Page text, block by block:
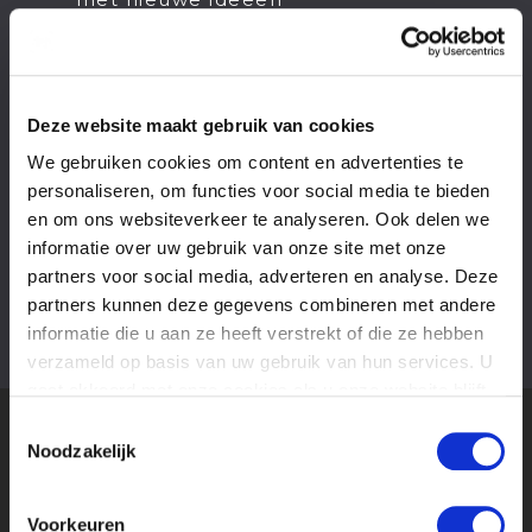
Deze website maakt gebruik van cookies
We gebruiken cookies om content en advertenties te
personaliseren, om functies voor social media te bieden
en om ons websiteverkeer te analyseren. Ook delen we
informatie over uw gebruik van onze site met onze
partners voor social media, adverteren en analyse. Deze
partners kunnen deze gegevens combineren met andere
informatie die u aan ze heeft verstrekt of die ze hebben
verzameld op basis van uw gebruik van hun services. U
Noodzakelijk
Voorkeuren
Je werkt graag in een dynamische
Je volgt een hbo- of wo-opleiding in
communicatie, media, multimedia of
design (mbo kan ook als je overtuigd
bent dat dit jouw stage is)
Je hebt een (Apple-)laptop die
geschikt is voor design
VAKGEBIED